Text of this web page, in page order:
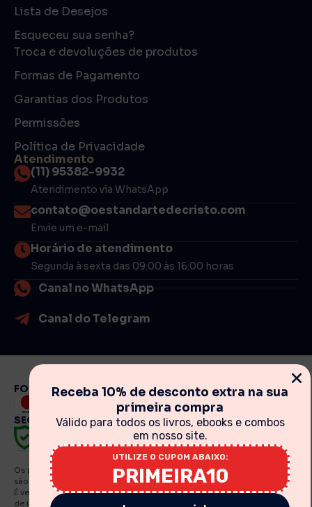
Lista de Desejos
Esqueceu sua senha?
Troca e devoluções de produtos
Formas de Pagamento
Garantias dos Produtos
Permissões
Política de Privacidade
Atendimento
(11) 95382-9932
Atendimento via WhatsApp
contato@oestandartedecristo.com
Envie um e-mail
Horário de atendimento
Segunda à sexta das 09:00 às 16:00 horas
Canal no WhatsApp
Canal do Telegram
FORMAS DE PAGAMENTO
SEGURANÇA
Os preços, promoções, condições de pagamento, frete e produtos
são válidos exclusivamente para compras realizadas via internet.
É vedada qualquer reprodução, total ou parcial, de qualquer elemento
de identidade, sem expressa autorização. A violação de qualquer
Receba 10% de desconto extra na sua
primeira compra
Válido para todos os livros, ebooks e combos
em nosso site.
UTILIZE O CUPOM ABAIXO:
PRIMEIRA10